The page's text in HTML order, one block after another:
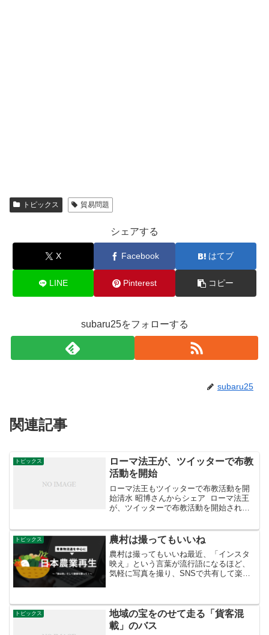
トピックス 貿易問題
シェアする
X Facebook はてブ
LINE Pinterest コピー
subaru25をフォローする
subaru25
関連記事
トピックス
ローマ法王が、ツイッターで布教
活動を開始
ローマ法王もツイッターで布教活動を開
始清水 昭博さんからシェア ローマ法王
が、ツイッターで布教活動を開始される
ベネディクト１６世は今、１４０文字で
言葉を広めたがって...
トピックス 農村は撮ってもいいね
農村は撮ってもいいね最近、「インスタ
映え」という言葉が流行語になるほど、
気軽に写真を撮り、SNSで共有して楽し
的な被写体がたくさんあり...
トピックス
地域の宝をのせて走る「貨客混
載」のバス